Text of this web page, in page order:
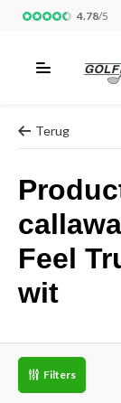
4.78/5
Terug
Feel
wit
Filters